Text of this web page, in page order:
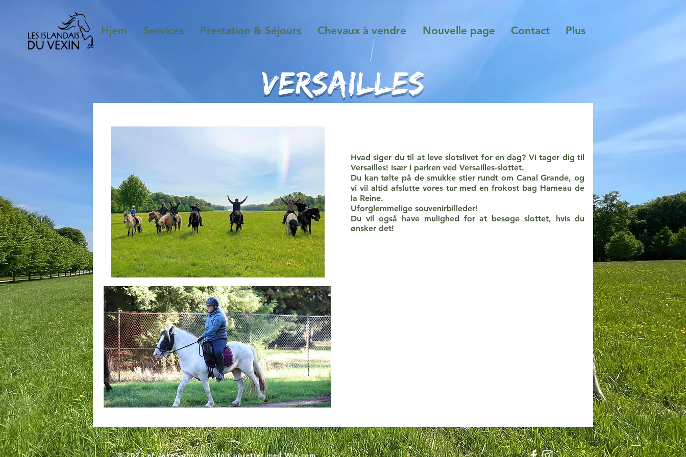
Hjem Services Prestation & Séjours Chevaux à vendre Nouvelle page Contact Plus
VERSAILLES
Hvad siger du til at leve slotslivet for en dag? Vi tager dig til
Versailles! Især i parken ved Versailles-slottet.
Du kan tølte på de smukke stier rundt om Canal Grande, og
vi vil altid afslutte vores tur med en frokost bag Hameau de
la Reine.
Uforglemmelige souvenirbilleder!
Du vil også have mulighed for at besøge slottet, hvis du
ønsker det!
© 2023 af Jake Johnson. Stolt oprettet medWix.com